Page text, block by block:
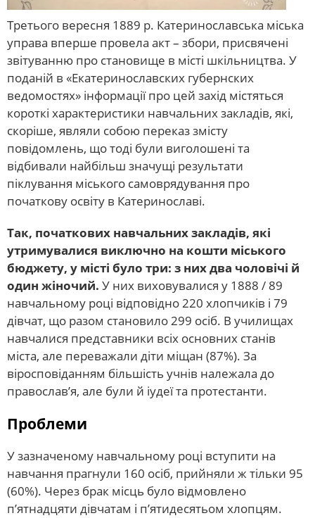
Третього вересня 1889 р. Катеринославська міська
управа вперше провела акт – збори, присвячені
звітуванню про становище в місті шкільництва. У
поданій в «Екатеринославских губернских
ведомостях» інформації про цей захід містяться
короткі характеристики навчальних закладів, які,
скоріше, являли собою переказ змісту
повідомлень, що тоді були виголошені та
відбивали найбільш значущі результати
піклування міського самоврядування про
початкову освіту в Катеринославі.
Так, початкових навчальних закладів, які
утримувалися виключно на кошти міського
бюджету, у місті було три: з них два чоловічі й
один жіночий. У них виховувалися у 1888 / 89
навчальному році відповідно 220 хлопчиків і 79
дівчат, що разом становило 299 осіб. В училищах
навчалися представники всіх основних станів
міста, але переважали діти міщан (87%). За
віросповіданням більшість учнів належала до
православ’я, але були й іудеї та протестанти.
Проблеми
У зазначеному навчальному році вступити на
навчання прагнули 160 осіб, прийняли ж тільки 95
(60%). Через брак місць було відмовлено
п’ятнадцяти дівчатам і п’ятидесятьом хлопцям.